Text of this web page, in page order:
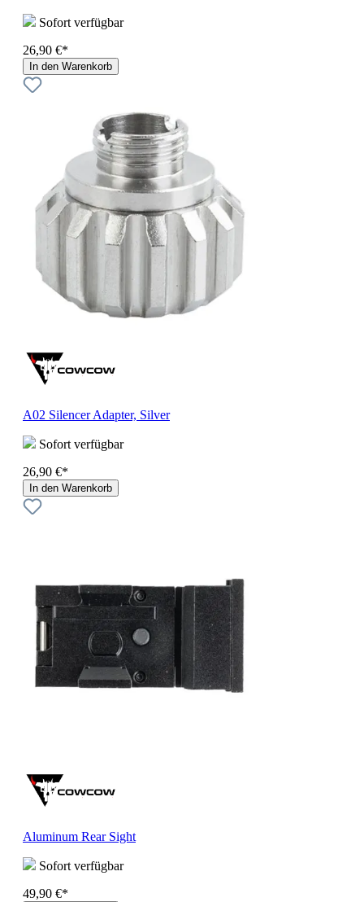
Sofort verfügbar
26,90 €*
In den Warenkorb
A02 Silencer Adapter, Silver
Sofort verfügbar
26,90 €*
In den Warenkorb
Aluminum Rear Sight
Sofort verfügbar
49,90 €*